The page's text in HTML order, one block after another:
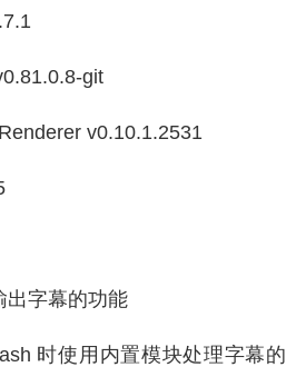
git
v0.10.1.2531
出字幕的功能
时使用内置模块处理字幕的